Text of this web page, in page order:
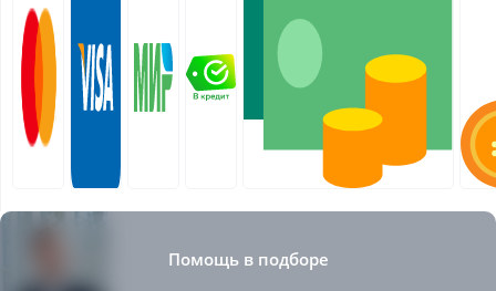
Помощь в подборе